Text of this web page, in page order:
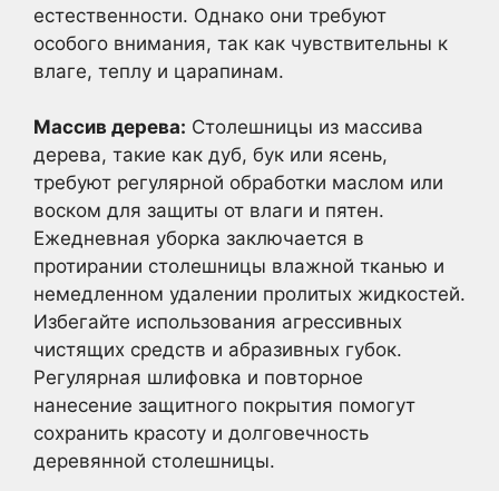
естественности. Однако они требуют
особого внимания, так как чувствительны к
влаге, теплу и царапинам.
Массив дерева: Столешницы из массива
дерева, такие как дуб, бук или ясень,
требуют регулярной обработки маслом или
воском для защиты от влаги и пятен.
Ежедневная уборка заключается в
протирании столешницы влажной тканью и
немедленном удалении пролитых жидкостей.
Избегайте использования агрессивных
чистящих средств и абразивных губок.
Регулярная шлифовка и повторное
нанесение защитного покрытия помогут
сохранить красоту и долговечность
деревянной столешницы.